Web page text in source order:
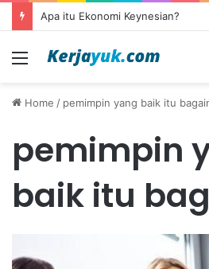
Apa itu Ekonomi Keynesian?
Menu
Home / pemimpin yang baik itu
pemimpin
baik itu